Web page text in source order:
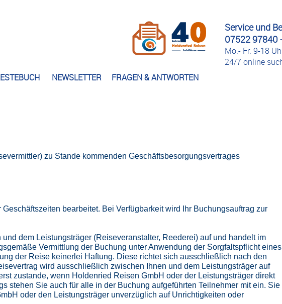
NEWSLETTER FRAGEN & ANTWORTEN
Service und
07522 97840
Mo.- Fr. 9-18
24/7 online
zu Stande kommenden Geschäftsbesorgungsvertrages
bearbeitet. Bei Verfügbarkeit wird Ihr Buchungsauftrag zur
dem Leistungsträger (Reiseveranstalter, Reederei) auf und handelt im
Vermittlung der Buchung unter Anwendung der Sorgfaltspflicht eines
der Reise keinerlei Haftung. Diese richtet sich ausschließlich nach den
wird ausschließlich zwischen Ihnen und dem Leistungsträger auf
zustande, wenn Holdenried Reisen GmbH oder der Leistungsträger direkt
stehen Sie auch für alle in der Buchung aufgeführten Teilnehmer mit ein. Sie
oder den Leistungsträger unverzüglich auf Unrichtigkeiten oder